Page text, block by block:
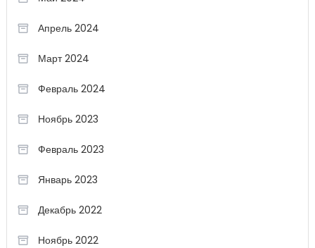
Апрель 2024
Март 2024
Февраль 2024
Ноябрь 2023
Февраль 2023
Январь 2023
Декабрь 2022
Ноябрь 2022